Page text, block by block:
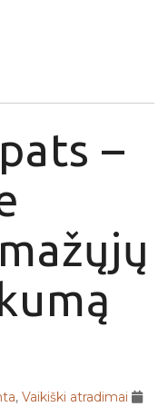
–
, Vaikiški atradimai